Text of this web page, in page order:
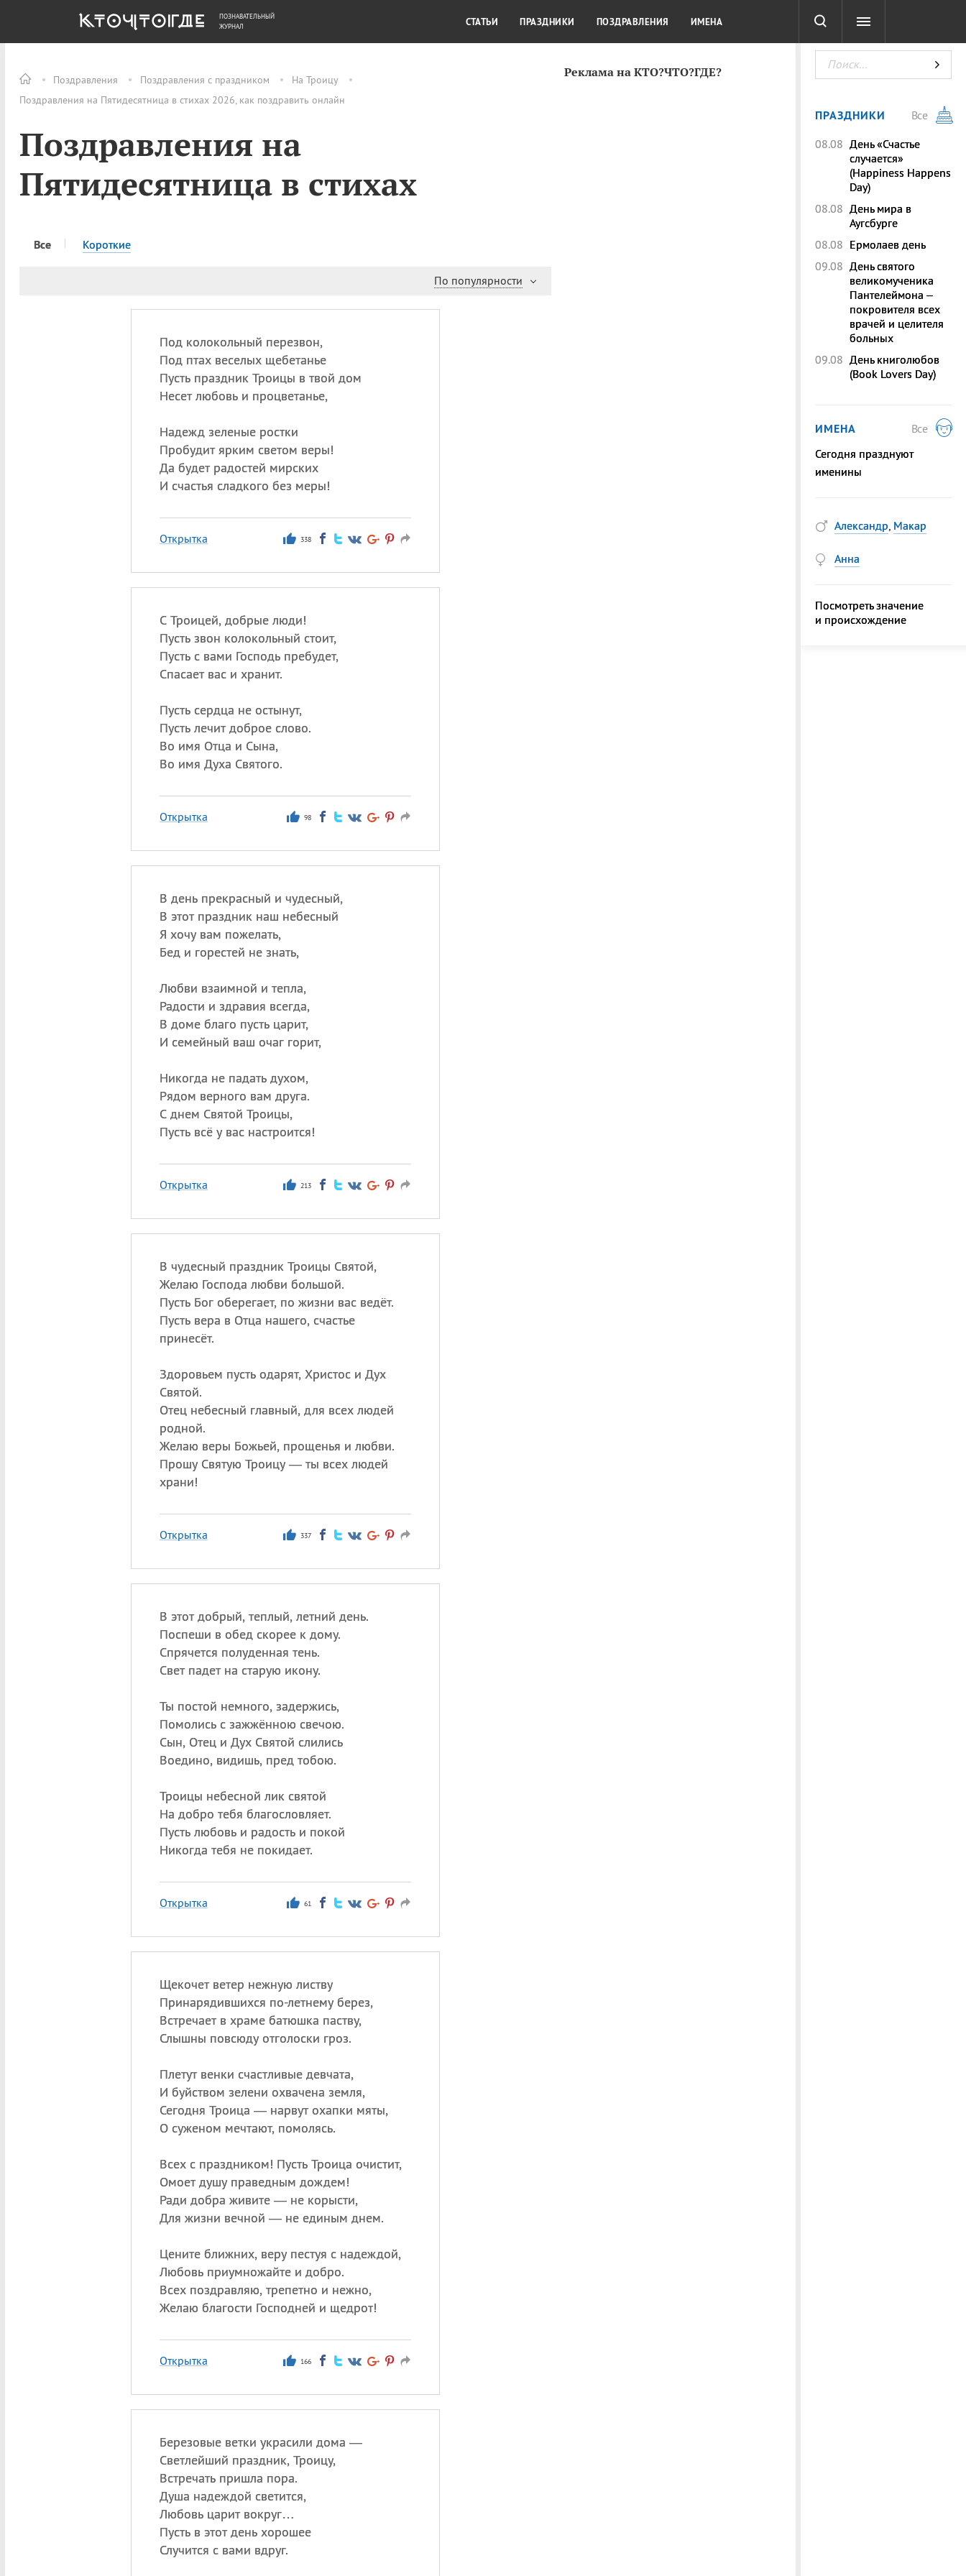
Поздравления Поздравления с праздником
На Троицу
Поздравления на Пятидесятница в стихах 2026, как поздравить онлайн
Поздравления на
Пятидесятница в стихах
Все Короткие
По популярности
Под колокольный перезвон,
Под птах веселых щебетанье
Пусть праздник Троицы в твой дом
Несет любовь и процветанье,
Надежд зеленые ростки
Пробудит ярким светом веры!
Да будет радостей мирских
И счастья сладкого без меры!
Открытка 338
С Троицей, добрые люди!
Пусть звон колокольный стоит,
Пусть с вами Господь пребудет,
Спасает вас и хранит.
Пусть сердца не остынут,
Пусть лечит доброе слово.
Во имя Отца и Сына,
Во имя Духа Святого.
Открытка 98
В день прекрасный и чудесный,
В этот праздник наш небесный
Я хочу вам пожелать,
Бед и горестей не знать,
Любви взаимной и тепла,
Радости и здравия всегда,
В доме благо пусть царит,
И семейный ваш очаг горит,
Никогда не падать духом,
Рядом верного вам друга.
С днем Святой Троицы,
Пусть всё у вас настроится!
Открытка 213
В чудесный праздник Троицы Святой,
Желаю Господа любви большой.
Пусть Бог оберегает, по жизни вас ведёт.
Пусть вера в Отца нашего, счастье
принесёт.
Здоровьем пусть одарят, Христос и Дух
Святой.
Отец небесный главный, для всех людей
родной.
Желаю веры Божьей, прощенья и любви.
Прошу Святую Троицу — ты всех людей
храни!
Открытка 337
В этот добрый, теплый, летний день.
Поспеши в обед скорее к дому.
Спрячется полуденная тень.
Свет падет на старую икону.
Ты постой немного, задержись,
Помолись с зажжённою свечою.
Сын, Отец и Дух Святой слились
Воедино, видишь, пред тобою.
Троицы небесной лик святой
На добро тебя благословляет.
Пусть любовь и радость и покой
Никогда тебя не покидает.
Открытка 61
Щекочет ветер нежную листву
Принарядившихся по-летнему берез,
Встречает в храме батюшка паству,
Слышны повсюду отголоски гроз.
Плетут венки счастливые девчата,
И буйством зелени охвачена земля,
Сегодня Троица — нарвут охапки мяты,
О суженом мечтают, помолясь.
Всех с праздником! Пусть Троица очистит,
Омоет душу праведным дождем!
Ради добра живите — не корысти,
Для жизни вечной — не единым днем.
Цените ближних, веру пестуя с надеждой,
Любовь приумножайте и добро.
Всех поздравляю, трепетно и нежно,
Желаю благости Господней и щедрот!
Открытка 166
Березовые ветки украсили дома —
Светлейший праздник, Троицу,
Встречать пришла пора.
Душа надеждой светится,
Любовь царит вокруг…
Пусть в этот день хорошее
Случится с вами вдруг.
Реклама на КТО?ЧТО?ГДЕ?
ОБЩЕСТВО ДЕНЬГИ КУЛЬТУРА КРАСОТА ТЕСТЫ
ПОЗНАВАТЕЛЬНЫЙ
ЖУРНАЛ
СТАТЬИ ПРАЗДНИКИ ПОЗДРАВЛЕНИЯ ИМЕНА
ПРАЗДНИКИ
Все
08.08 День «Счастье
случается»
(Happiness Happens
Day)
08.08 День мира в
Аугсбурге
08.08 Ермолаев день
09.08 День святого
великомученика
Пантелеймона –
покровителя всех
врачей и целителя
больных
09.08 День книголюбов
(Book Lovers Day)
ИМЕНА
Все
Сегодня празднуют
именины
Александр, Макар
Анна
Посмотреть значение
и происхождение